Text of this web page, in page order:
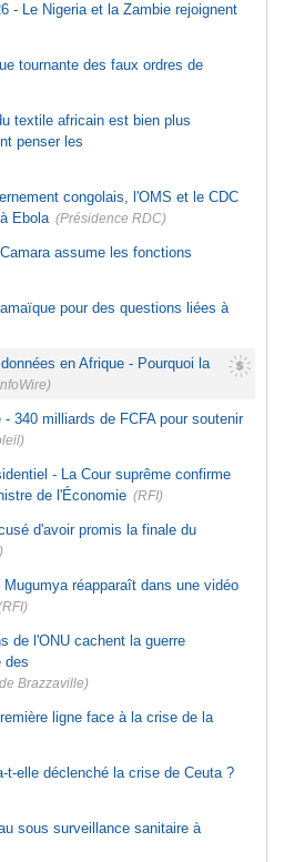
Tunisie: Vers un renforcement
stratégique du partenariat
32 000 fournitures scolaires saisies
- Le Nigeria et la Zambie rejoignent
tournante des faux ordres de
textile africain est bien plus
penser les
congolais, l'OMS et le CDC
Ebola (Présidence RDC)
assume les fonctions
pour des questions liées à
en Afrique - Pourquoi la
- 340 milliards de FCFA pour soutenir
- La Cour suprême confirme
de l'Économie (RFI)
d'avoir promis la finale du
Mugumya réapparaît dans une vidéo
de l'ONU cachent la guerre
des
Brazzaville)
ligne face à la crise de la
t-elle déclenché la crise de Ceuta ?
sous surveillance sanitaire à